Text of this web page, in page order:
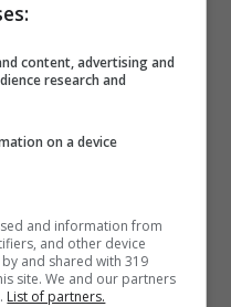
argentina.
fa aveva
Argentina
il giro del
voluto dedicare
attraverso una
content, advertising and
research and
on a device
and information from
and other device
and shared with 319
site. We and our partners
List of partners.